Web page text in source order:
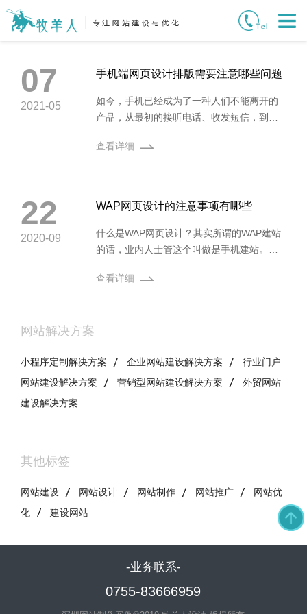
07
2021-05
手机端网页设计排版需要注意哪些问题
如今，手机已经成为了一种人们不能离开的
产品，从最初的接听电话、收发短信，到如
成了移动网络，这非常重要。手机网页已经
要关注。
查看详细
22
2020-09
WAP网页设计的注意事项有哪些
什么是WAP网页设计？其实所谓的WAP建站
的话，业内人士管这个叫做是手机建站。就
样的好处是，在现在的手机功能前提下，也
点点，但是基本上的查看还是比较方便的。
查看详细
网站解决方案
小程序定制解决方案 企业网站建设解决方案
行业门户
网站建设解决方案
营销型网站建设解决方案
外贸网站
建设解决方案
其他标签
网站建设 网站设计 网站制作 网站推广
网站优
化
建设网站
-业务联系-
0755-83666959